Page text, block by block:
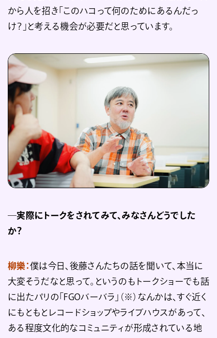
から人を招き「このハコって何のためにあるんだっ
け？」と考える機会が必要だと思っています。
―実際にトークをされてみて、みなさんどうでした
か？
柳樂：僕は今日、後藤さんたちの話を聞いて、本当に
大変そうだなと思って。というのもトークショーでも話
に出たパリの「FGOバーバラ」（※）なんかは、すぐ近く
にもともとレコードショップやライブハウスがあって、
ある程度文化的なコミュニティが形成されている地